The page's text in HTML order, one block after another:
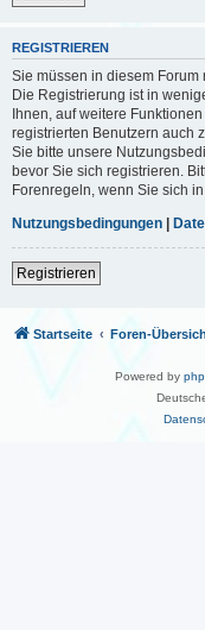
REGISTRIEREN
Sie müssen in diesem Forum
Die Registrierung ist in
Ihnen, auf weitere
registrierten Benutzern auch
Sie bitte unsere
bevor Sie sich registrieren.
Forenregeln, wenn Sie sich
Nutzungsbedingungen |
Registrieren
Startseite Foren-
Powered by